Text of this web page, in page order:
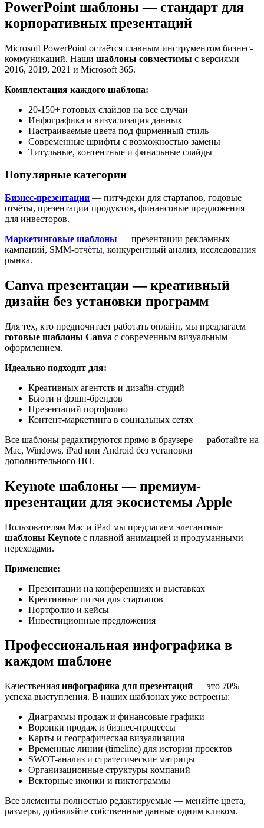
PowerPoint шаблоны — стандарт для
корпоративных презентаций
Microsoft PowerPoint остаётся главным инструментом бизнес-
коммуникаций. Наши шаблоны совместимы с версиями
2016, 2019, 2021 и Microsoft 365.
Комплектация каждого шаблона:
20-150+ готовых слайдов на все случаи
Инфографика и визуализация данных
Настраиваемые цвета под фирменный стиль
Современные шрифты с возможностью замены
Титульные, контентные и финальные слайды
Популярные категории
Бизнес-презентации — питч-деки для стартапов, годовые
отчёты, презентации продуктов, финансовые предложения
для инвесторов.
Маркетинговые шаблоны — презентации рекламных
кампаний, SMM-отчёты, конкурентный анализ, исследования
рынка.
Canva презентации — креативный
дизайн без установки программ
Для тех, кто предпочитает работать онлайн, мы предлагаем
готовые шаблоны Canva с современным визуальным
оформлением.
Идеально подходят для:
Креативных агентств и дизайн-студий
Бьюти и фэшн-брендов
Презентаций портфолио
Контент-маркетинга в социальных сетях
Все шаблоны редактируются прямо в браузере — работайте на
Mac, Windows, iPad или Android без установки
дополнительного ПО.
Keynote шаблоны — премиум-
презентации для экосистемы Apple
Пользователям Mac и iPad мы предлагаем элегантные
шаблоны Keynote с плавной анимацией и продуманными
переходами.
Применение:
Презентации на конференциях и выставках
Креативные питчи для стартапов
Портфолио и кейсы
Инвестиционные предложения
Профессиональная инфографика в
каждом шаблоне
Качественная инфографика для презентаций — это 70%
успеха выступления. В наших шаблонах уже встроены:
Диаграммы продаж и финансовые графики
Воронки продаж и бизнес-процессы
Карты и географическая визуализация
Временные линии (timeline) для истории проектов
SWOT-анализ и стратегические матрицы
Организационные структуры компаний
Векторные иконки и пиктограммы
Все элементы полностью редактируемые — меняйте цвета,
размеры, добавляйте собственные данные одним кликом.